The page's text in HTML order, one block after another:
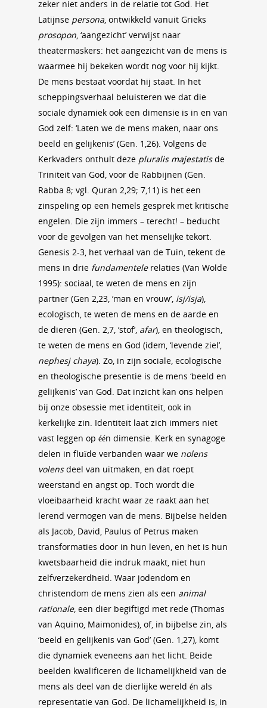
zeker niet anders in de relatie tot God. Het
Latijnse persona, ontwikkeld vanuit Grieks
prosopon, ‘aangezicht’ verwijst naar
theatermaskers: het aangezicht van de mens is
waarmee hij bekeken wordt nog voor hij kijkt.
De mens bestaat voordat hij staat. In het
scheppingsverhaal beluisteren we dat die
sociale dynamiek ook een dimensie is in en van
God zelf: ‘Laten we de mens maken, naar ons
beeld en gelijkenis’ (Gen. 1,26). Volgens de
Kerkvaders onthult deze pluralis majestatisde
Triniteit van God, voor de Rabbijnen (Gen.
Rabba 8; vgl. Quran 2,29; 7,11) is het een
zinspeling op een hemels gesprek met kritische
engelen. Die zijn immers – terecht! – beducht
voor de gevolgen van het menselijke tekort.
Genesis 2-3, het verhaal van de Tuin, tekent de
mens in drie fundamentelerelaties (Van Wolde
1995): sociaal, te weten de mens en zijn
partner (Gen 2,23, ‘man en vrouw’, isj/isja),
ecologisch, te weten de mens en de aarde en
de dieren (Gen. 2,7, ‘stof’, afar), en theologisch,
te weten de mens en God (idem, ‘levende ziel’,
nephesj chaya). Zo, in zijn sociale, ecologische
en theologische presentie is de mens ‘beeld en
gelijkenis’ van God. Dat inzicht kan ons helpen
bij onze obsessie met identiteit, ook in
kerkelijke zin. Identiteit laat zich immers niet
vast leggen op één dimensie. Kerk en synagoge
delen in fluïde verbanden waar we nolens
volensdeel van uitmaken, en dat roept
weerstand en angst op. Toch wordt die
vloeibaarheid kracht waar ze raakt aan het
lerend vermogen van de mens. Bijbelse helden
als Jacob, David, Paulus of Petrus maken
transformaties door in hun leven, en het is hun
kwetsbaarheid die indruk maakt, niet hun
zelfverzekerdheid. Waar jodendom en
christendom de mens zien als een animal
rationale, een dier begiftigd met rede (Thomas
van Aquino, Maimonides), of, in bijbelse zin, als
‘beeld en gelijkenis van God’ (Gen. 1,27), komt
die dynamiek eveneens aan het licht. Beide
beelden kwalificeren de lichamelijkheid van de
mens als deel van de dierlijke wereld én als
representatie van God. De lichamelijkheid is, in